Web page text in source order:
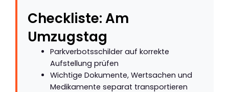
Checkliste: Am
Umzugstag
Parkverbotsschilder auf korrekte
Aufstellung prüfen
Wichtige Dokumente, Wertsachen und
Medikamente separat transportieren